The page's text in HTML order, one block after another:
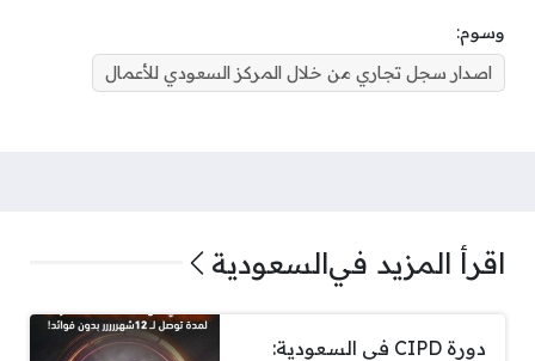
وسوم:
اصدار سجل تجاري من خلال المركز السعودي للأعمال
اقرأ المزيد فيالسعودية
دورة CIPD في السعودية: